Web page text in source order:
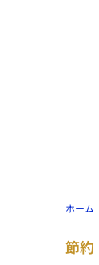
ホーム
節約